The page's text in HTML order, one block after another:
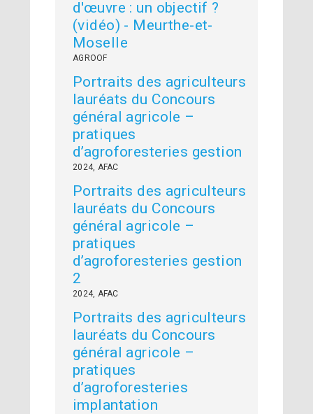
d'œuvre : un objectif ?
(vidéo) - Meurthe-et-
Moselle
AGROOF
Portraits des agriculteurs
lauréats du Concours
général agricole –
pratiques
d’agroforesteries gestion
2024, AFAC
Portraits des agriculteurs
lauréats du Concours
général agricole –
pratiques
d’agroforesteries gestion
2
2024, AFAC
Portraits des agriculteurs
lauréats du Concours
général agricole –
pratiques
d’agroforesteries
implantation